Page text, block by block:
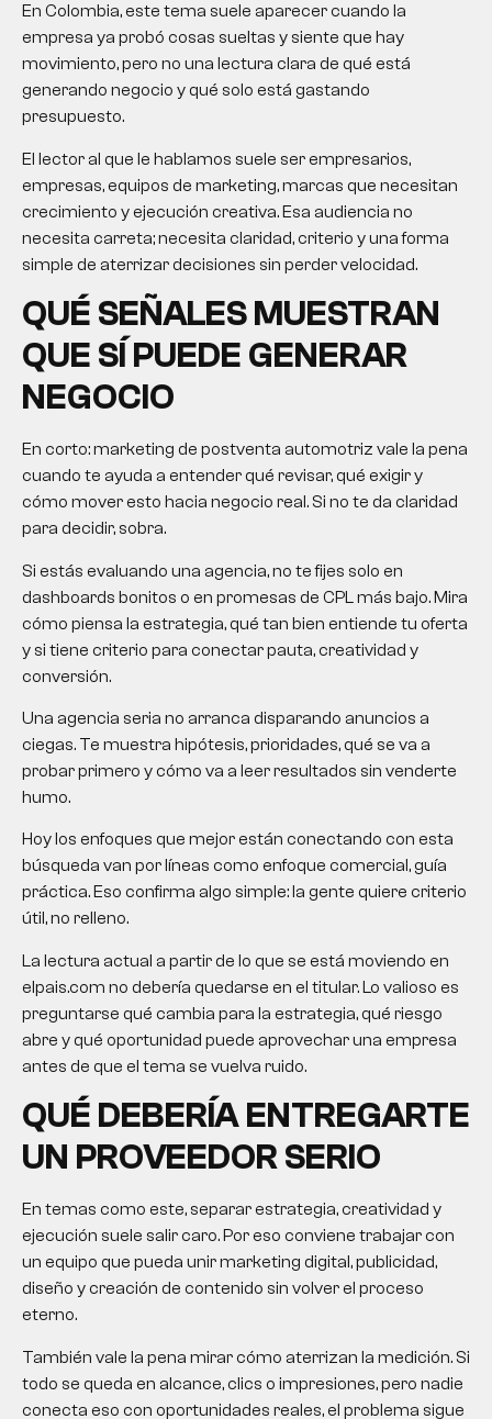
En Colombia, este tema suele aparecer cuando la
empresa ya probó cosas sueltas y siente que hay
movimiento, pero no una lectura clara de qué está
generando negocio y qué solo está gastando
presupuesto.
El lector al que le hablamos suele ser empresarios,
empresas, equipos de marketing, marcas que necesitan
crecimiento y ejecución creativa. Esa audiencia no
necesita carreta; necesita claridad, criterio y una forma
simple de aterrizar decisiones sin perder velocidad.
QUÉ SEÑALES MUESTRAN
QUE SÍ PUEDE GENERAR
NEGOCIO
En corto: marketing de postventa automotriz vale la pena
cuando te ayuda a entender qué revisar, qué exigir y
cómo mover esto hacia negocio real. Si no te da claridad
para decidir, sobra.
Si estás evaluando una agencia, no te fijes solo en
dashboards bonitos o en promesas de CPL más bajo. Mira
cómo piensa la estrategia, qué tan bien entiende tu oferta
y si tiene criterio para conectar pauta, creatividad y
conversión.
Una agencia seria no arranca disparando anuncios a
ciegas. Te muestra hipótesis, prioridades, qué se va a
probar primero y cómo va a leer resultados sin venderte
humo.
Hoy los enfoques que mejor están conectando con esta
búsqueda van por líneas como enfoque comercial, guía
práctica. Eso confirma algo simple: la gente quiere criterio
útil, no relleno.
La lectura actual a partir de lo que se está moviendo en
elpais.com no debería quedarse en el titular. Lo valioso es
preguntarse qué cambia para la estrategia, qué riesgo
abre y qué oportunidad puede aprovechar una empresa
antes de que el tema se vuelva ruido.
QUÉ DEBERÍA ENTREGARTE
UN PROVEEDOR SERIO
En temas como este, separar estrategia, creatividad y
ejecución suele salir caro. Por eso conviene trabajar con
un equipo que pueda unir marketing digital, publicidad,
diseño y creación de contenido sin volver el proceso
eterno.
También vale la pena mirar cómo aterrizan la medición. Si
todo se queda en alcance, clics o impresiones, pero nadie
conecta eso con oportunidades reales, el problema sigue